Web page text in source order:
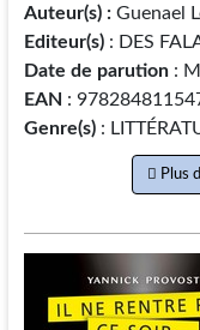
Auteur(s) :Guenael
Editeur(s) : DES
Date de parution:
EAN :
Genre(s):
Plus